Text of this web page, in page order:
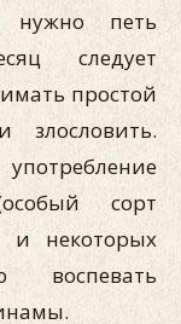
петь
следует
простой
злословить.
сорт
и некоторых
воспевать